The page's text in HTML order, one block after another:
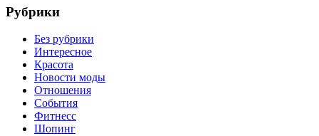
Рубрики
Без рубрики
Интересное
Красота
Новости моды
Отношения
События
Фитнесс
Шопинг